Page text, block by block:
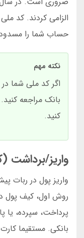
الزامی کردند. کد
حساب شما را
نکته مهم
اگر کد ملی شما
بانک مراجعه
کنید.
واریز/برداشت
واریز پول در ربات
روش اول، کیف پول
پرداخت، سپرده، یا
بانکی. مستقیما